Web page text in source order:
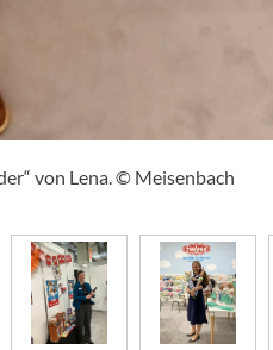
von Lena. © Meisenbach